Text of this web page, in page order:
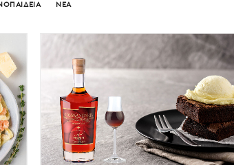
ΝΕΑ